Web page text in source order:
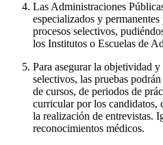
Las Administraciones
especializados y
procesos selectivos,
los Institutos o Escuelas de
Para asegurar la objetividad
selectivos, las pruebas
de cursos, de periodos de
curricular por los candidatos,
la realización de entrevistas.
reconocimientos médicos.